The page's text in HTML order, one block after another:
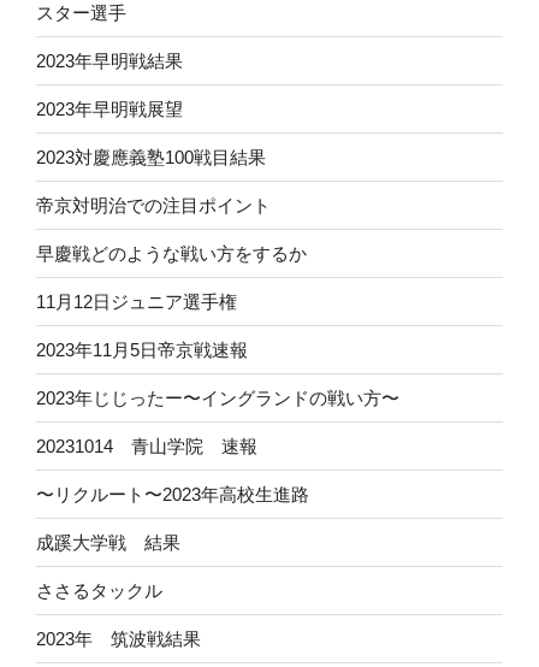
スター選手
2023年早明戦結果
2023年早明戦展望
2023対慶應義塾100戦目結果
帝京対明治での注目ポイント
早慶戦どのような戦い方をするか
11月12日ジュニア選手権
2023年11月5日帝京戦速報
2023年じじったー〜イングランドの戦い方〜
20231014 青山学院 速報
〜リクルート〜2023年高校生進路
成蹊大学戦 結果
ささるタックル
2023年 筑波戦結果